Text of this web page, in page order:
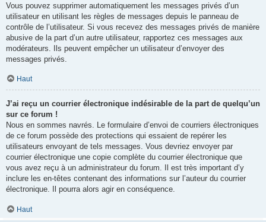
Vous pouvez supprimer automatiquement les messages privés d’un
utilisateur en utilisant les règles de messages depuis le panneau de
contrôle de l’utilisateur. Si vous recevez des messages privés de manière
abusive de la part d’un autre utilisateur, rapportez ces messages aux
modérateurs. Ils peuvent empêcher un utilisateur d’envoyer des
messages privés.
Haut
J’ai reçu un courrier électronique indésirable de la part de quelqu’un
sur ce forum !
Nous en sommes navrés. Le formulaire d’envoi de courriers électroniques
de ce forum possède des protections qui essaient de repérer les
utilisateurs envoyant de tels messages. Vous devriez envoyer par
courrier électronique une copie complète du courrier électronique que
vous avez reçu à un administrateur du forum. Il est très important d’y
inclure les en-têtes contenant des informations sur l’auteur du courrier
électronique. Il pourra alors agir en conséquence.
Haut